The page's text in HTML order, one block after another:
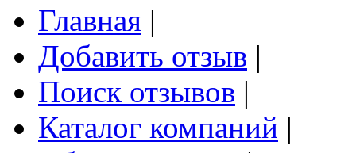
Главная |
Добавить отзыв |
Поиск отзывов |
Каталог компаний |